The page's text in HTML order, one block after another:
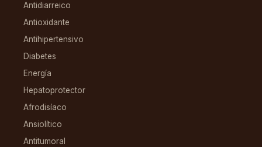
Antidiarreico
Antioxidante
Antihipertensivo
Diabetes
Energía
Hepatoprotector
Afrodisíaco
Ansiolítico
Antitumoral